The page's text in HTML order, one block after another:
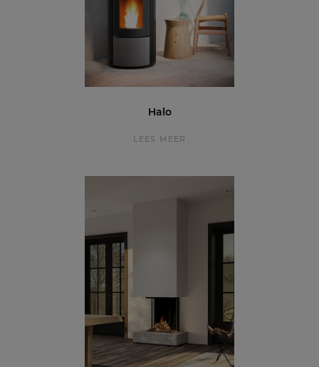
Halo
LEES MEER